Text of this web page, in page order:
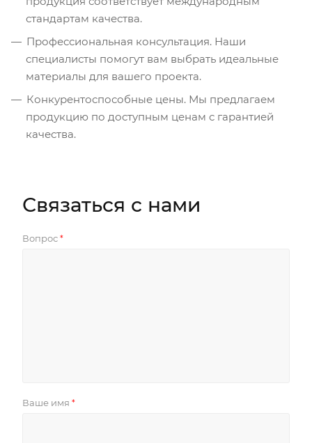
стандартам качества.
Профессиональная консультация. Наши
специалисты помогут вам выбрать идеальные
материалы для вашего проекта.
Конкурентоспособные цены. Мы предлагаем
продукцию по доступным ценам с гарантией
качества.
Связаться с нами
Вопрос *
Ваше имя *